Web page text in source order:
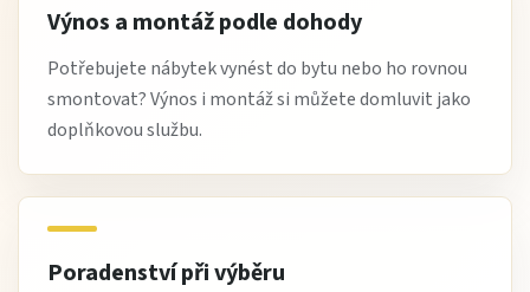
Výnos a montáž podle dohody
Potřebujete nábytek vynést do bytu nebo ho rovnou
smontovat? Výnos i montáž si můžete domluvit jako
doplňkovou službu.
Poradenství při výběru